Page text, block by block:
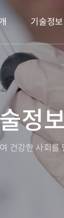
기술정보
정
건강한 사회를